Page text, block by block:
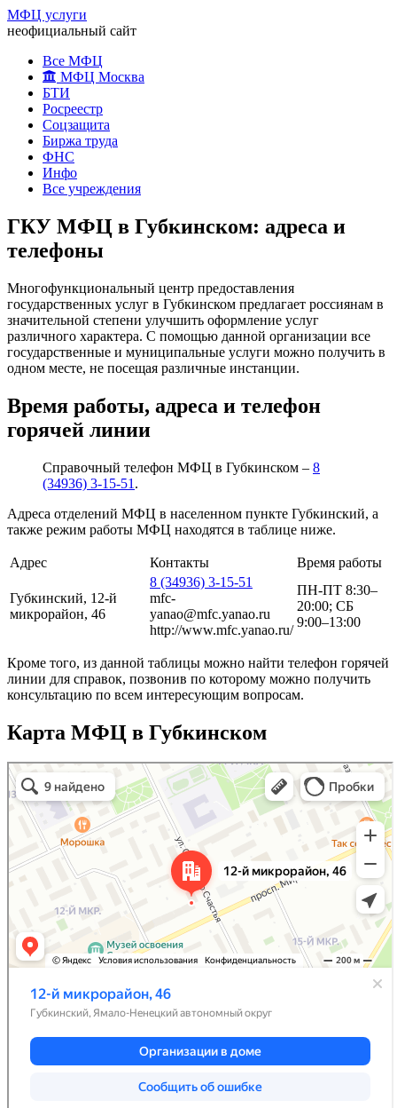
МФЦ услуги
неофициальный сайт
Все МФЦ
МФЦ Москва
БТИ
Росреестр
Соцзащита
Биржа труда
ФНС
Инфо
Все учреждения
ГКУ МФЦ в Губкинском: адреса и
телефоны
Многофункциональный центр предоставления
государственных услуг в Губкинском предлагает россиянам в
значительной степени улучшить оформление услуг
различного характера. С помощью данной организации все
государственные и муниципальные услуги можно получить в
одном месте, не посещая различные инстанции.
Время работы, адреса и телефон
горячей линии
Справочный телефон МФЦ в Губкинском – 8
(34936) 3-15-51 .
Адреса отделений МФЦ в населенном пункте Губкинский, а
также режим работы МФЦ находятся в таблице ниже.
Адрес Контакты Время работы
Губкинский, 12-й
микрорайон, 46
8 (34936) 3-15-51
mfc-
yanao@mfc.yanao.ru
http://www.mfc.yanao.ru/
ПН-ПТ 8:30–
20:00; СБ
9:00–13:00
Кроме того, из данной таблицы можно найти телефон горячей
линии для справок, позвонив по которому можно получить
консультацию по всем интересующим вопросам.
Карта МФЦ в Губкинском